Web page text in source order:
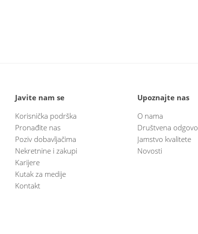
Javite nam se
Korisnička podrška
Pronađite nas
Poziv dobavljačima
Nekretnine i zakupi
Karijere
Kutak za medije
Kontakt
Upoznajte nas
O nama
Društvena
Jamstvo kvalitete
Novosti